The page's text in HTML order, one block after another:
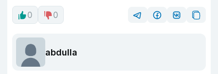
0 0
abdulla